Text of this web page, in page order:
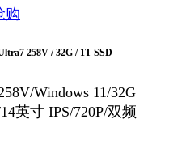
购
258V / 32G / 1T SSD
Windows 11/32G
英寸 IPS/720P/双频